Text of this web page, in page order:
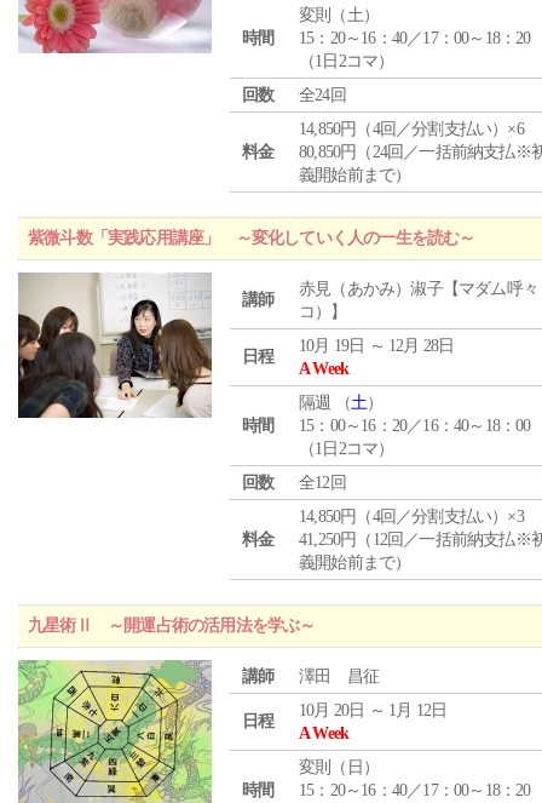
時間
変則（土）
15：20～16：40／17：00～18：20
（1日2コマ）
回数
全24回
料金
14,850円（4回／分割支払い）×6
80,850円（24回／一括前納支払※
義開始前まで）
紫微斗数「実践応用講座」 ～変化していく人の一生を読む～
講師
赤見（あかみ）淑子【マダム呼々
コ）】
日程
10月 19日 ～ 12月 28日
A Week
時間
隔週 （土）
15：00～16：20／16：40～18：00
（1日2コマ）
回数
全12回
料金
14,850円（4回／分割支払い）×3
41,250円（12回／一括前納支払※
義開始前まで）
九星術Ⅱ ～開運占術の活用法を学ぶ～
講師 澤田 昌征
日程
10月 20日 ～ 1月 12日
A Week
時間
変則（日）
15：20～16：40／17：00～18：20